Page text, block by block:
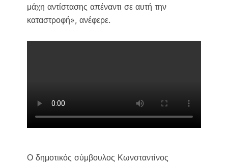
μάχη αντίστασης απέναντι σε αυτή την
καταστροφή», ανέφερε.
Ο δημοτικός σύμβουλος Κωνσταντίνος